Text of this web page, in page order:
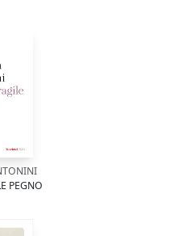
PEGNO